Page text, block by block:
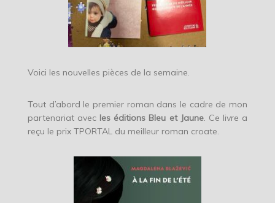
Voici les nouvelles pièces de la semaine.
Tout d’abord le premier roman dans le cadre de mon
partenariat avec les éditions Bleu et Jaune. Ce livre a
reçu le prix TPORTAL du meilleur roman croate.